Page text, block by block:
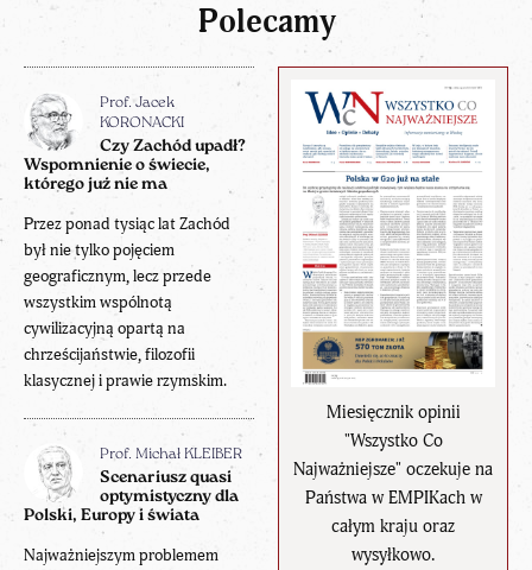
Polecamy
Miesięcznik opinii
"Wszystko Co
Najważniejsze" oczekuje na
Państwa w EMPIKach w
całym kraju oraz
wysyłkowo.
Prof. Jacek
KORONACKI
Czy Zachód upadł?
Wspomnienie o świecie,
którego już nie ma
Przez ponad tysiąc lat Zachód
był nie tylko pojęciem
geograficznym, lecz przede
wszystkim wspólnotą
cywilizacyjną opartą na
chrześcijaństwie, filozofii
klasycznej i prawie rzymskim.
Prof. Michał KLEIBER
Scenariusz quasi
optymistyczny dla
Polski, Europy i świata
Najważniejszym problemem